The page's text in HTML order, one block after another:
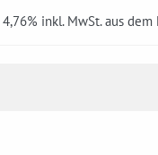
4,76% inkl. MwSt. aus